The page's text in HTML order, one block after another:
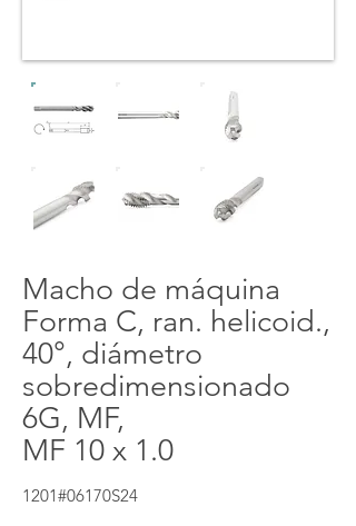
Macho de máquina
Forma C, ran. helicoid.,
40°, diámetro
sobredimensionado
6G, MF,
MF 10 x 1.0
1201#06170S24